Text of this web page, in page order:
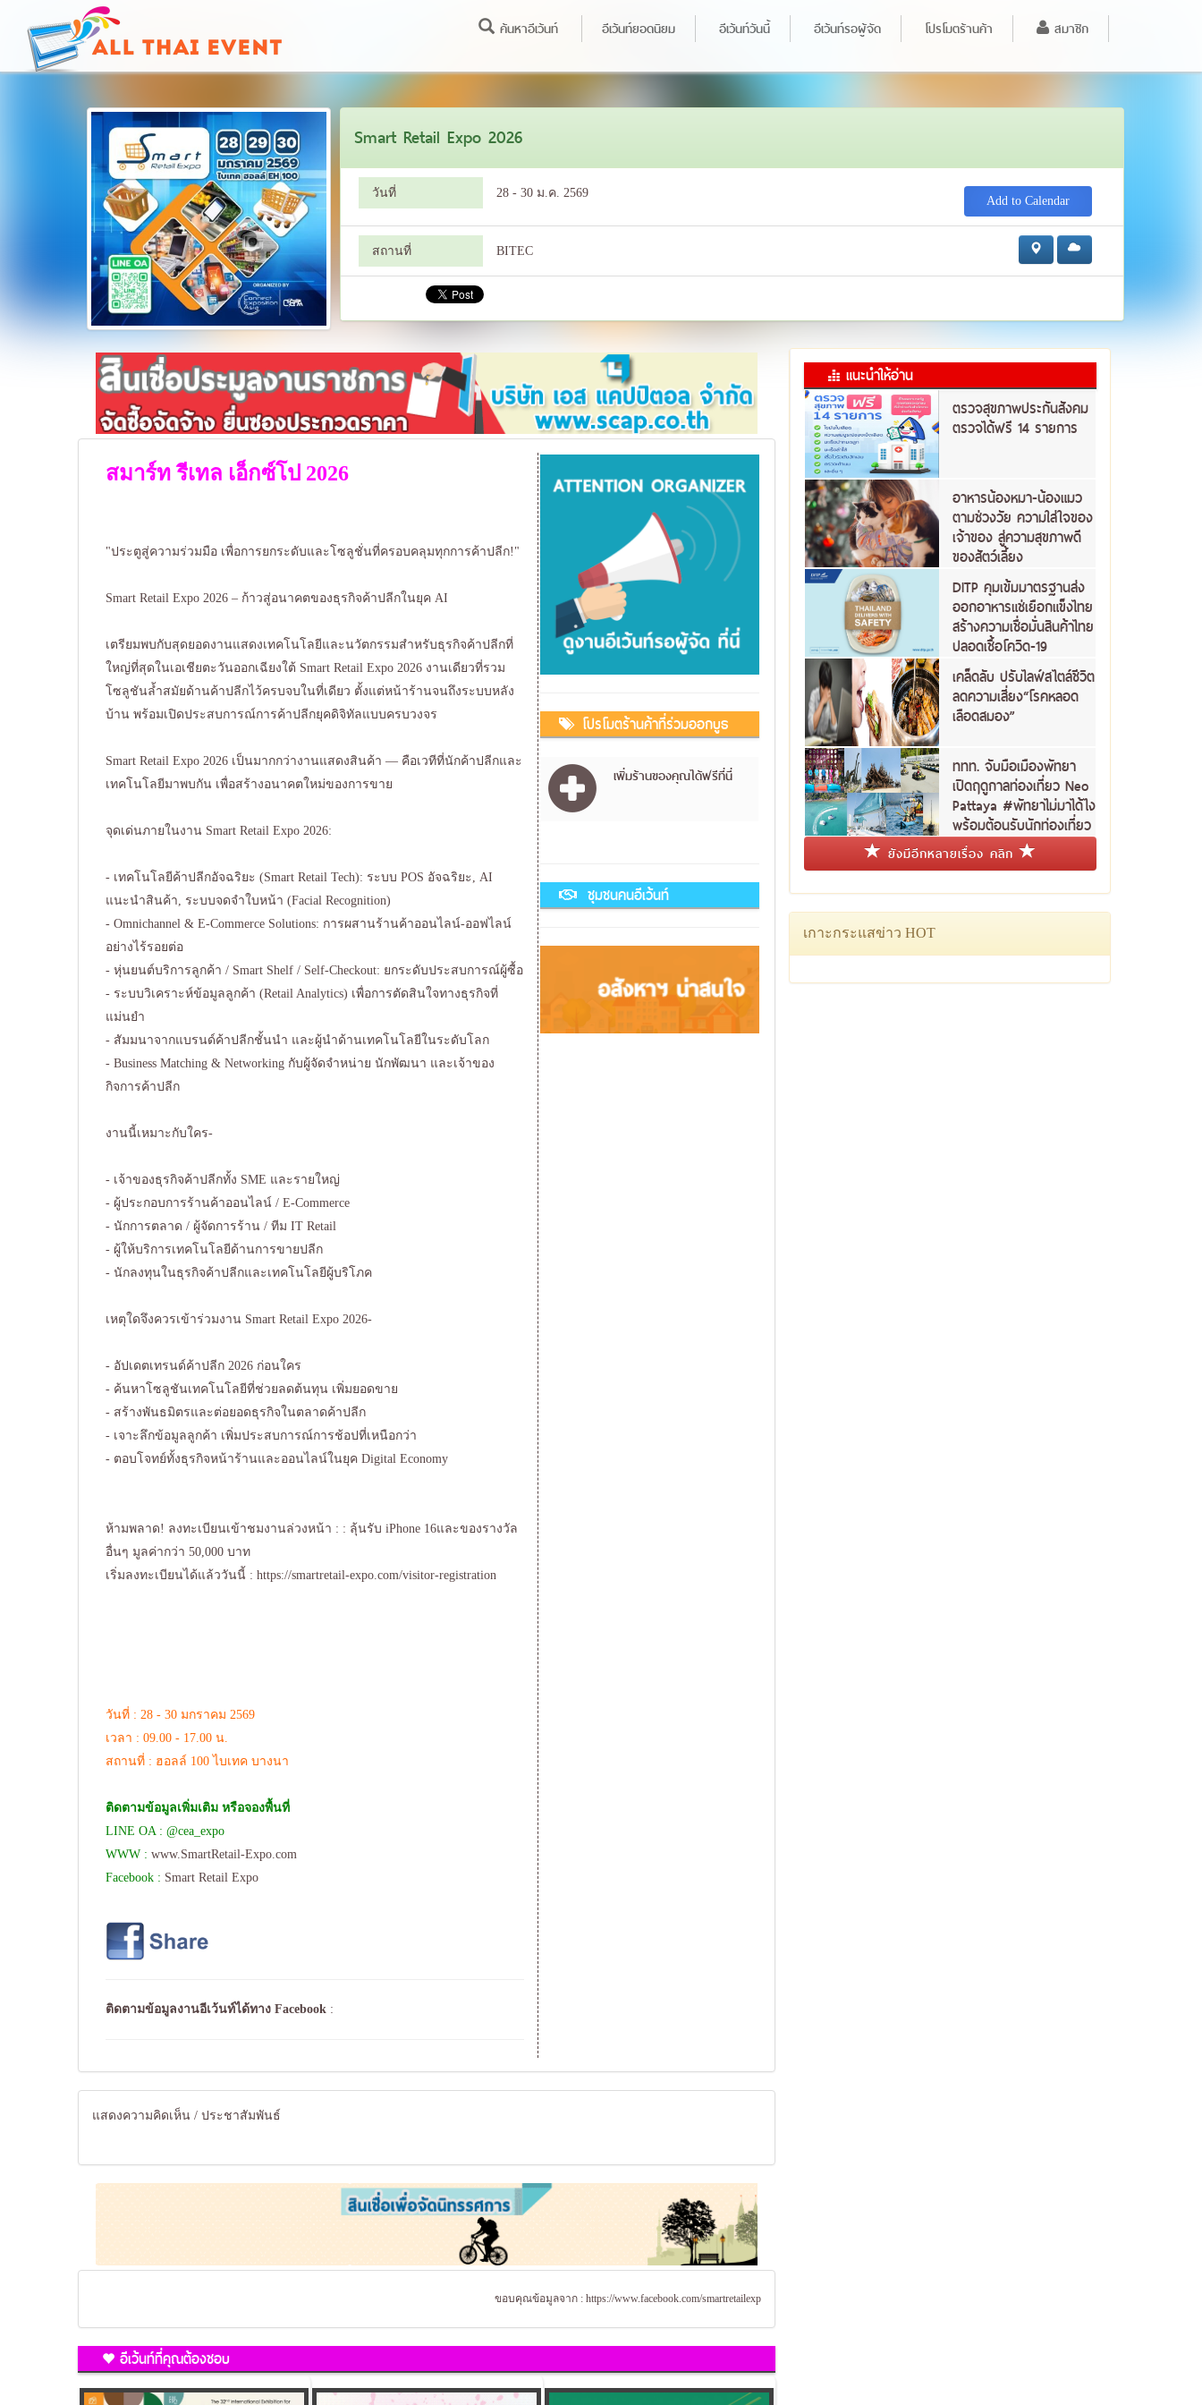
ค้นหาอีเว้นท์ อีเว้นท์ยอดนิยม อีเว้นท์วันนี้ อีเว้นท์รอผู้จัด โปรโมตร้านค้า สมาชิก
Smart Retail Expo 2026
วันที่ 28 - 30 ม.ค. 2569
Add to Calendar
สถานที่ BITEC
สมาร์ท รีเทล เอ็กซ์โป 2026
"ประตูสู่ความร่วมมือ เพื่อการยกระดับและโซลูชั่นที่ครอบคลุมทุกการค้าปลีก!"
Smart Retail Expo 2026 – ก้าวสู่อนาคตของธุรกิจค้าปลีกในยุค AI
เตรียมพบกับสุดยอดงานแสดงเทคโนโลยีและนวัตกรรมสำหรับธุรกิจค้าปลีกที่
ใหญ่ที่สุดในเอเชียตะวันออกเฉียงใต้ Smart Retail Expo 2026 งานเดียวที่รวม
โซลูชันล้ำสมัยด้านค้าปลีกไว้ครบจบในที่เดียว ตั้งแต่หน้าร้านจนถึงระบบหลัง
บ้าน พร้อมเปิดประสบการณ์การค้าปลีกยุคดิจิทัลแบบครบวงจร
Smart Retail Expo 2026 เป็นมากกว่างานแสดงสินค้า — คือเวทีที่นักค้าปลีกและ
เทคโนโลยีมาพบกัน เพื่อสร้างอนาคตใหม่ของการขาย
จุดเด่นภายในงาน Smart Retail Expo 2026:
- เทคโนโลยีค้าปลีกอัจฉริยะ (Smart Retail Tech): ระบบ POS อัจฉริยะ, AI
แนะนำสินค้า, ระบบจดจำใบหน้า (Facial Recognition)
- Omnichannel & E-Commerce Solutions: การผสานร้านค้าออนไลน์-ออฟไลน์
อย่างไร้รอยต่อ
- หุ่นยนต์บริการลูกค้า / Smart Shelf / Self-Checkout: ยกระดับประสบการณ์ผู้ซื้อ
- ระบบวิเคราะห์ข้อมูลลูกค้า (Retail Analytics) เพื่อการตัดสินใจทางธุรกิจที่
แม่นยำ
- สัมมนาจากแบรนด์ค้าปลีกชั้นนำ และผู้นำด้านเทคโนโลยีในระดับโลก
- Business Matching & Networking กับผู้จัดจำหน่าย นักพัฒนา และเจ้าของ
กิจการค้าปลีก
งานนี้เหมาะกับใคร-
- เจ้าของธุรกิจค้าปลีกทั้ง SME และรายใหญ่
- ผู้ประกอบการร้านค้าออนไลน์ / E-Commerce
- นักการตลาด / ผู้จัดการร้าน / ทีม IT Retail
- ผู้ให้บริการเทคโนโลยีด้านการขายปลีก
- นักลงทุนในธุรกิจค้าปลีกและเทคโนโลยีผู้บริโภค
เหตุใดจึงควรเข้าร่วมงาน Smart Retail Expo 2026-
- อัปเดตเทรนด์ค้าปลีก 2026 ก่อนใคร
- ค้นหาโซลูชันเทคโนโลยีที่ช่วยลดต้นทุน เพิ่มยอดขาย
- สร้างพันธมิตรและต่อยอดธุรกิจในตลาดค้าปลีก
- เจาะลึกข้อมูลลูกค้า เพิ่มประสบการณ์การช้อปที่เหนือกว่า
- ตอบโจทย์ทั้งธุรกิจหน้าร้านและออนไลน์ในยุค Digital Economy
ห้ามพลาด! ลงทะเบียนเข้าชมงานล่วงหน้า : : ลุ้นรับ iPhone 16และของรางวัล
อื่นๆ มูลค่ากว่า 50,000 บาท
เริ่มลงทะเบียนได้แล้ววันนี้ : https://smartretail-expo.com/visitor-registration
วันที่ : 28 - 30 มกราคม 2569
เวลา : 09.00 - 17.00 น.
สถานที่ : ฮอลล์ 100 ไบเทค บางนา
ติดตามข้อมูลเพิ่มเติม หรือจองพื้นที่
LINE OA : @cea_expo
WWW : www.SmartRetail-Expo.com
Facebook : Smart Retail Expo
ติดตามข้อมูลงานอีเว้นท์ได้ทาง Facebook :
โปรโมตร้านค้าที่ร่วมออกบูธ
เพิ่มร้านของคุณได้ฟรีที่นี่
ชุมชนคนอีเว้นท์
แสดงความคิดเห็น / ประชาสัมพันธ์
ขอบคุณข้อมูลจาก : https://www.facebook.com/smartretailexp
อีเว้นท์ที่คุณต้องชอบ
แนะนำให้อ่าน
ตรวจสุขภาพประกันสังคม
ตรวจได้ฟรี 14 รายการ
อาหารน้องหมา-น้องแมว
ตามช่วงวัย ความใส่ใจของ
เจ้าของ สู่ความสุขภาพดี
ของสัตว์เลี้ยง
DITP คุมเข้มมาตรฐานส่ง
ออกอาหารแช่เยือกแข็งไทย
สร้างความเชื่อมั่นสินค้าไทย
ปลอดเชื้อโควิด-19
เคล็ดลับ ปรับไลฟ์สไตล์ชีวิต
ลดความเสี่ยง“โรคหลอด
เลือดสมอง”
ททท. จับมือเมืองพัทยา
เปิดฤดูกาลท่องเที่ยว Neo
Pattaya #พัทยาไม่มาได้ไง
พร้อมต้อนรับนักท่องเที่ยว
ชาวไทย
ยังมีอีกหลายเรื่อง คลิก
เกาะกระแสข่าว HOT